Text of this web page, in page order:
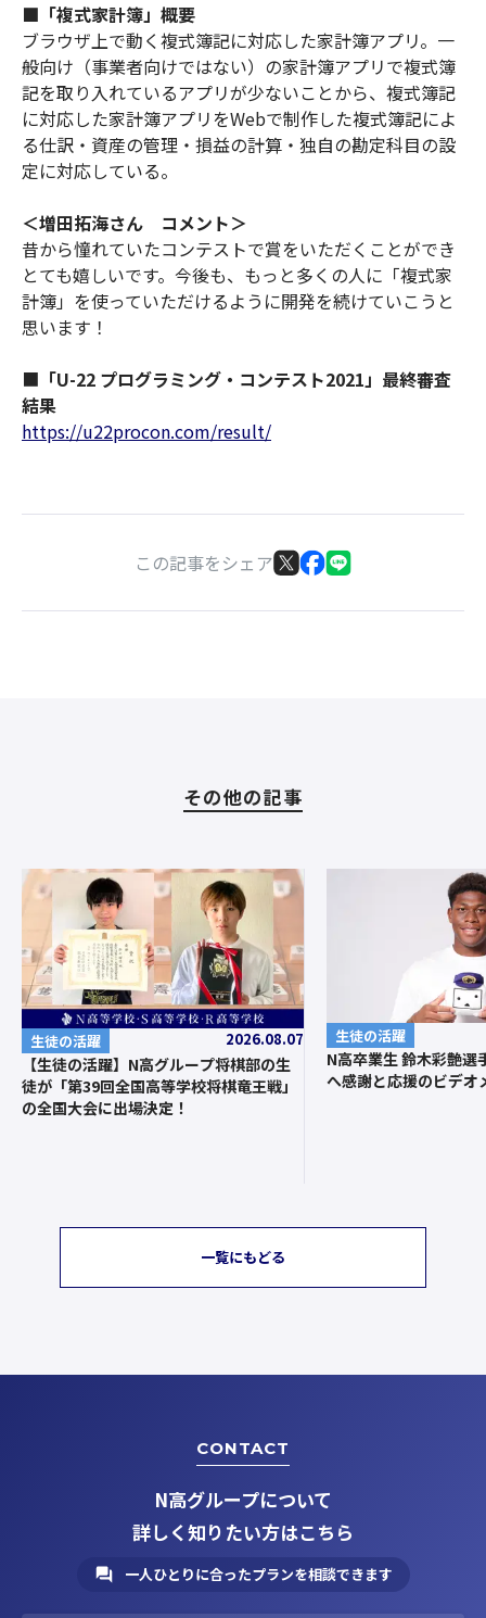
■「複式家計簿」概要
ブラウザ上で動く複式簿記に対応した家計簿アプリ。一
般向け（事業者向けではない）の家計簿アプリで複式簿
記を取り入れているアプリが少ないことから、複式簿記
に対応した家計簿アプリをWebで制作した複式簿記によ
る仕訳・資産の管理・損益の計算・独自の勘定科目の設
定に対応している。
＜増田拓海さん コメント＞
昔から憧れていたコンテストで賞をいただくことができ
とても嬉しいです。今後も、もっと多くの人に「複式家
計簿」を使っていただけるように開発を続けていこうと
思います！
■ 「U-22 プログラミング・コンテスト2021」最終審査
結果
https://u22procon.com/result/
この記事をシェア
その他の記事
生徒の活躍 2026.08.07
【生徒の活躍】N高グループ将棋部の生
徒が「第39回全国高等学校将棋竜王戦」
の全国大会に出場決定！
生徒の活躍
N高卒業生 鈴木彩艶選
へ感謝と応援のビデオ
一覧にもどる
CONTACT
N高グループについて
詳しく知りたい方はこちら
一人ひとりに合ったプランを相談できます